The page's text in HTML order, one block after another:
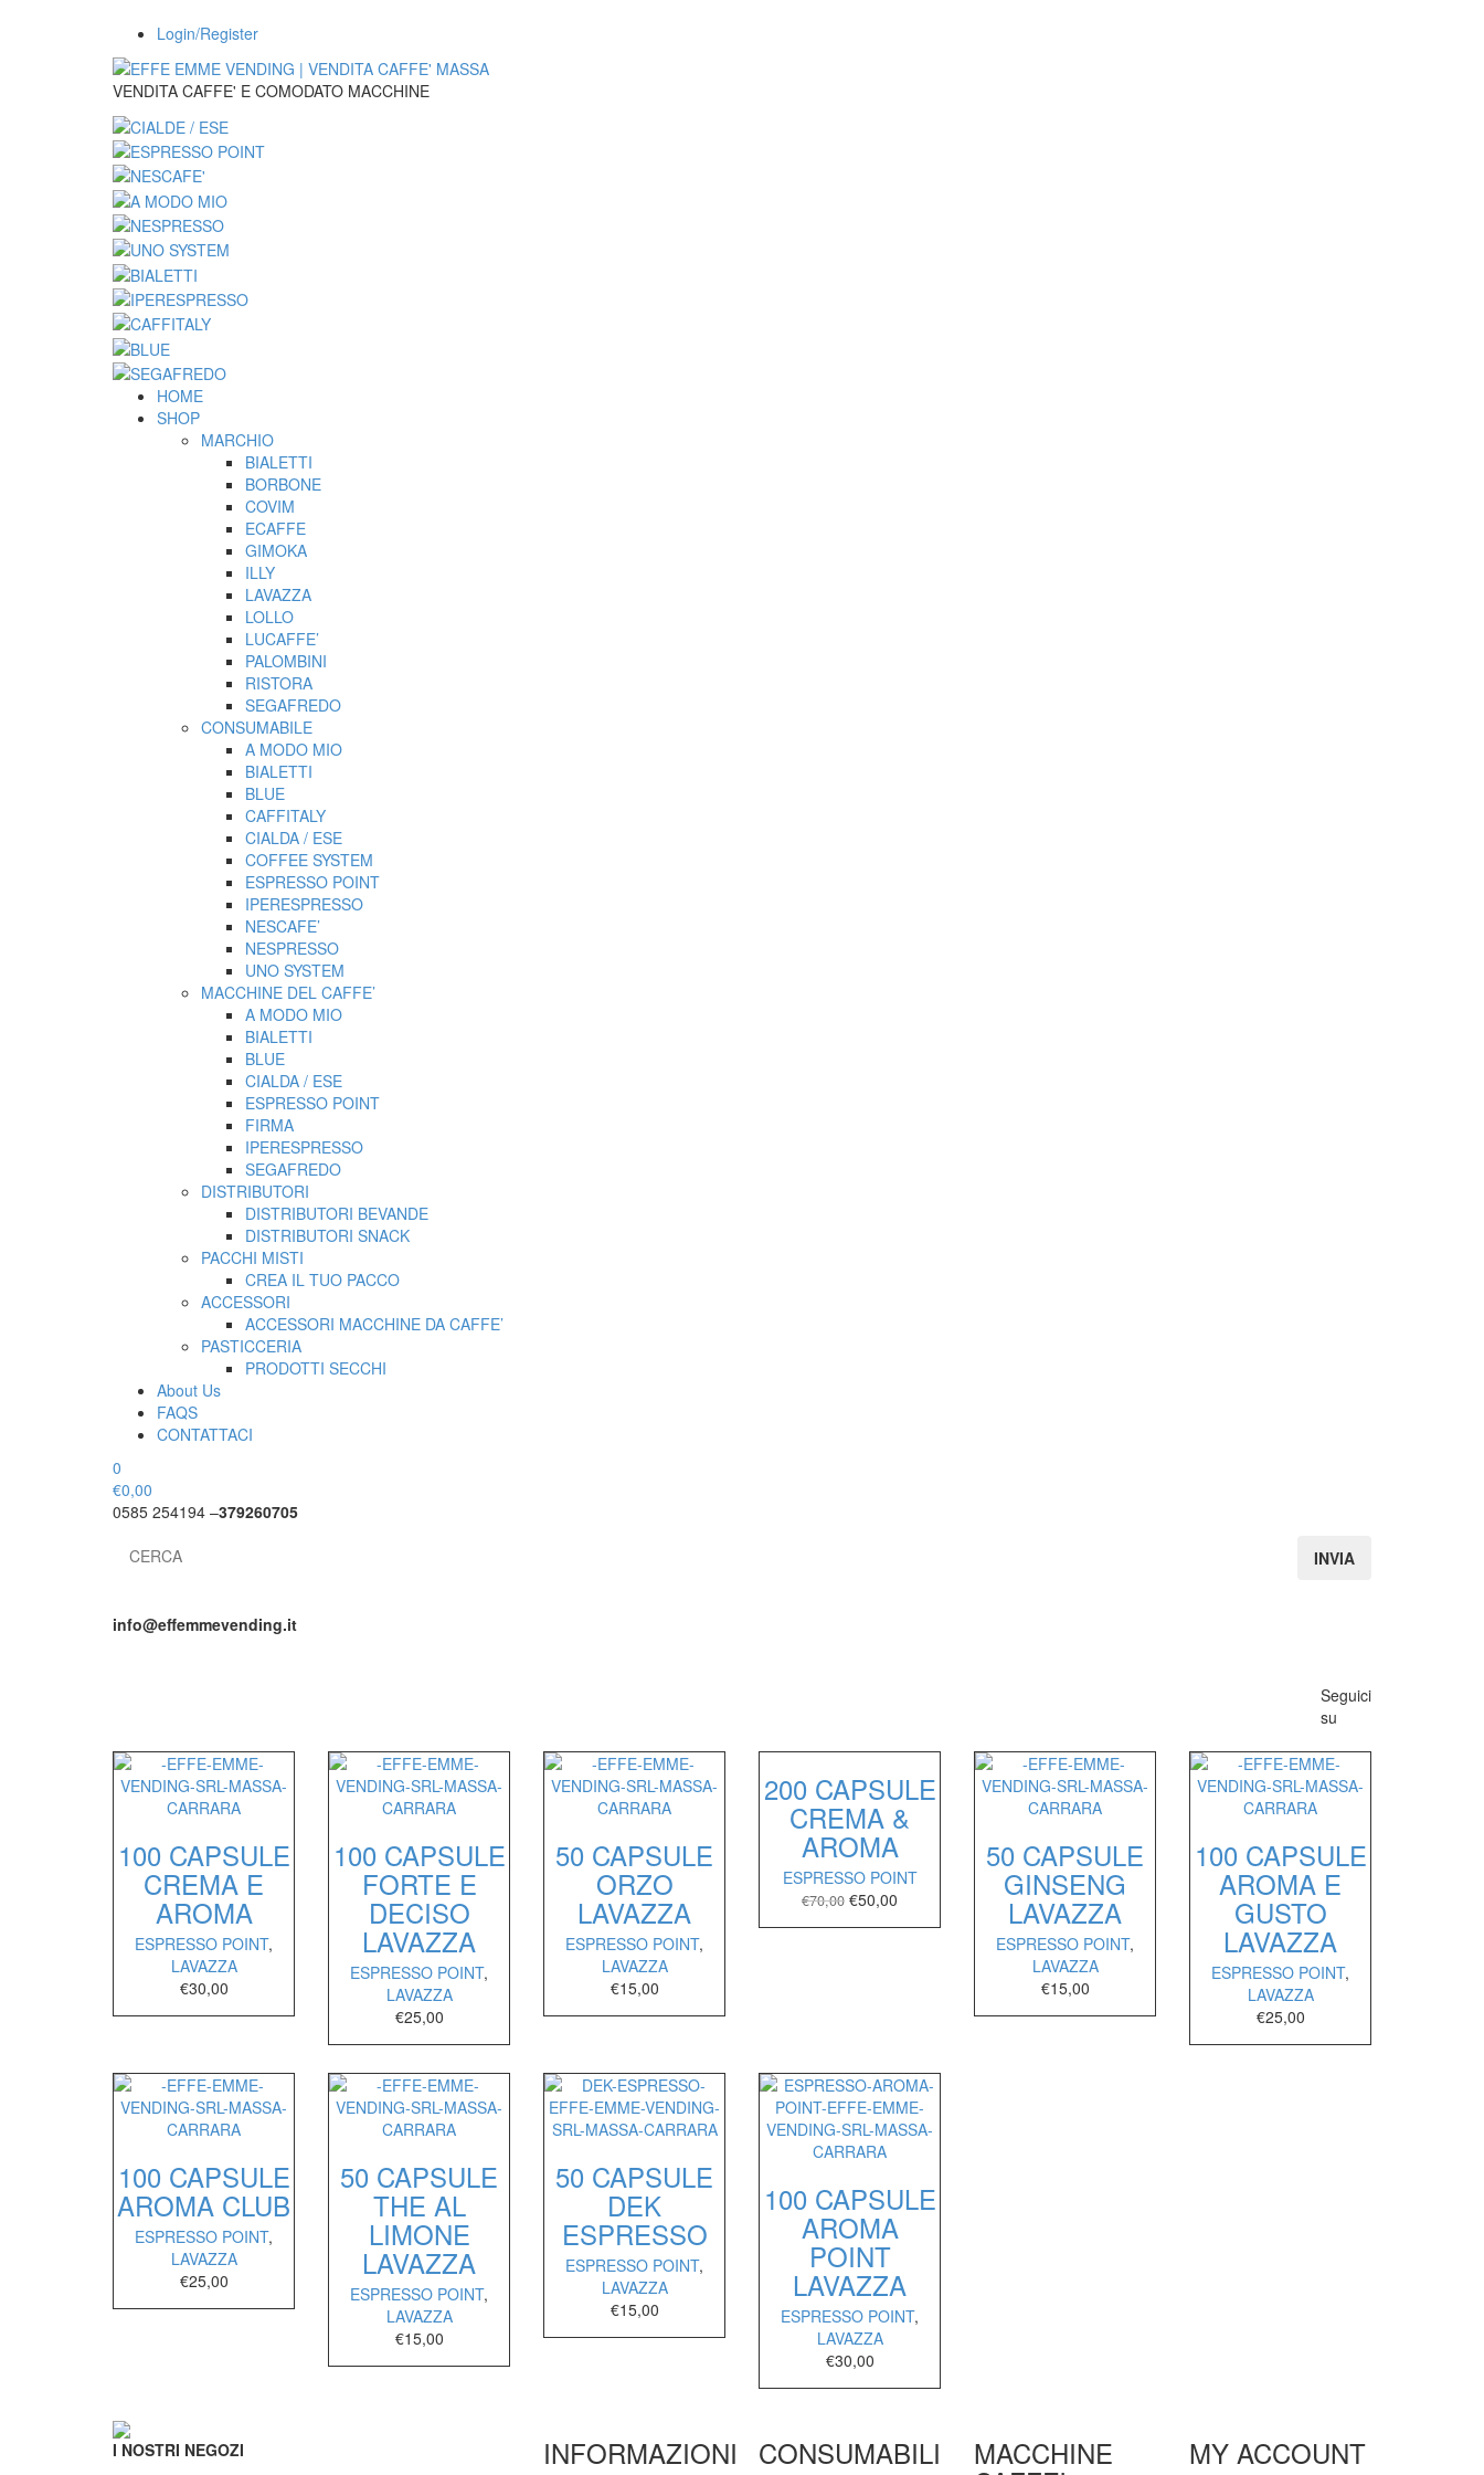
Login/Register
VENDITA CAFFE' E COMODATO MACCHINE
HOME
SHOP
MARCHIO
BIALETTI
BORBONE
COVIM
ECAFFE
GIMOKA
ILLY
LAVAZZA
LOLLO
LUCAFFE’
PALOMBINI
RISTORA
SEGAFREDO
CONSUMABILE
A MODO MIO
BIALETTI
BLUE
CAFFITALY
CIALDA / ESE
COFFEE SYSTEM
ESPRESSO POINT
IPERESPRESSO
NESCAFE’
NESPRESSO
UNO SYSTEM
MACCHINE DEL CAFFE’
A MODO MIO
BIALETTI
BLUE
CIALDA / ESE
ESPRESSO POINT
FIRMA
IPERESPRESSO
SEGAFREDO
DISTRIBUTORI
DISTRIBUTORI BEVANDE
DISTRIBUTORI SNACK
PACCHI MISTI
CREA IL TUO PACCO
ACCESSORI
ACCESSORI MACCHINE DA CAFFE’
PASTICCERIA
PRODOTTI SECCHI
About Us
FAQS
CONTATTACI
0
€0,00
0585 254194 –379260705
for:
info@effemmevending.it
Seguici
su
100 CAPSULE
CREMA E
AROMA
ESPRESSO POINT,
LAVAZZA
€30,00
100 CAPSULE
FORTE E
DECISO
LAVAZZA
ESPRESSO POINT,
LAVAZZA
€25,00
50 CAPSULE
ORZO
LAVAZZA
ESPRESSO POINT,
LAVAZZA
€15,00
200 CAPSULE
CREMA &
AROMA
ESPRESSO POINT
€70,00 €50,00
50 CAPSULE
GINSENG
LAVAZZA
ESPRESSO POINT,
LAVAZZA
€15,00
100 CAPSULE
AROMA E
GUSTO
LAVAZZA
ESPRESSO POINT,
LAVAZZA
€25,00
100 CAPSULE
AROMA CLUB
ESPRESSO POINT,
LAVAZZA
€25,00
50 CAPSULE
THE AL
LIMONE
LAVAZZA
ESPRESSO POINT,
LAVAZZA
€15,00
50 CAPSULE
DEK
ESPRESSO
ESPRESSO POINT,
LAVAZZA
€15,00
100 CAPSULE
AROMA
POINT
LAVAZZA
ESPRESSO POINT,
LAVAZZA
€30,00
I NOSTRI NEGOZI INFORMAZIONI CONSUMABILI MACCHINE MY ACCOUNT